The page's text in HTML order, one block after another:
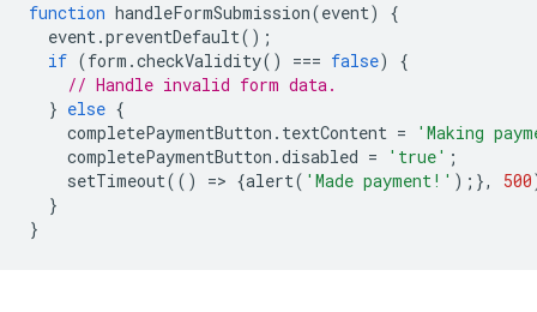
function handleFormSubmission(event)
{
event.preventDefault();
if (form .checkValidity() === false)
{
// Handle invalid form data.
} else {
completePaymentButton . textContent =
'Making
completePaymentButton .disabled = 'true' ;
setTimeout(() => {alert( 'Made payment!' );}, 500
}
}